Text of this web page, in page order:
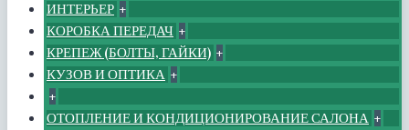
ИНТЕРЬЕР +
КОРОБКА ПЕРЕДАЧ +
КРЕПЕЖ (БОЛТЫ, ГАЙКИ) +
КУЗОВ И ОПТИКА +
+
ОТОПЛЕНИЕ И КОНДИЦИОНИРОВАНИЕ САЛОНА +